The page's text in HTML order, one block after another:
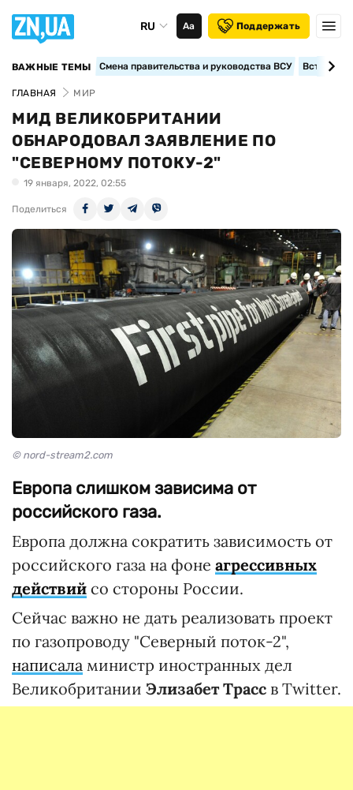
RU Аа Поддержать
ВАЖНЫЕ ТЕМЫ Смена правительства и руководства ВСУ
ГЛАВНАЯ МИР
МИД ВЕЛИКОБРИТАНИИ
ОБНАРОДОВАЛ ЗАЯВЛЕНИЕ ПО
"СЕВЕРНОМУ ПОТОКУ-2"
19 января, 2022, 02:55
Поделиться
© nord-stream2.com
Европа слишком зависима от
российского газа.
Европа должна сократить зависимость от
российского газа на фоне агрессивных
действий со стороны России.
Сейчас важно не дать реализовать проект
по газопроводу "Северный поток-2",
написала министр иностранных дел
Великобритании Элизабет Трасс в Twitter.